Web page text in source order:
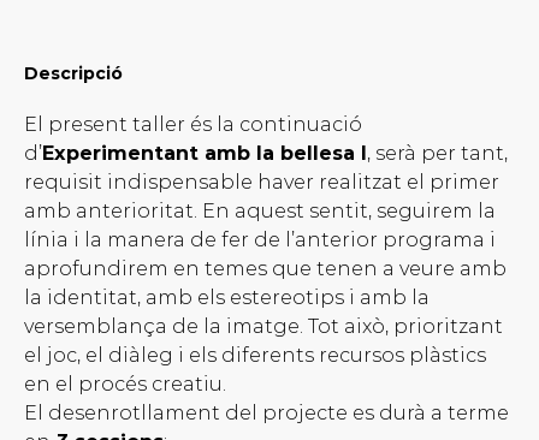
Descripció
El present taller és la continuació
d’Experimentant amb la bellesa I , serà per tant,
requisit indispensable haver realitzat el primer
amb anterioritat. En aquest sentit, seguirem la
línia i la manera de fer de l’anterior programa i
aprofundirem en temes que tenen a veure amb
la identitat, amb els estereotips i amb la
versemblança de la imatge. Tot això, prioritzant
el joc, el diàleg i els diferents recursos plàstics
en el procés creatiu.
El desenrotllament del projecte es durà a terme